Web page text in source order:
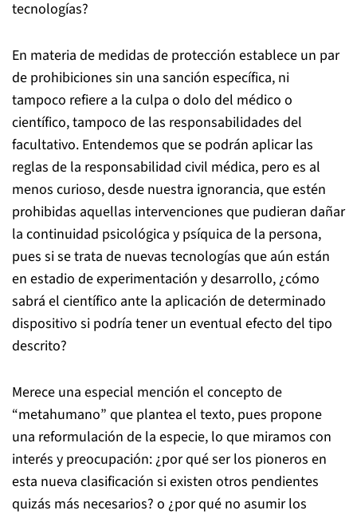
tecnologías?
En materia de medidas de protección establece un par
de prohibiciones sin una sanción específica, ni
tampoco refiere a la culpa o dolo del médico o
científico, tampoco de las responsabilidades del
facultativo. Entendemos que se podrán aplicar las
reglas de la responsabilidad civil médica, pero es al
menos curioso, desde nuestra ignorancia, que estén
prohibidas aquellas intervenciones que pudieran dañar
la continuidad psicológica y psíquica de la persona,
pues si se trata de nuevas tecnologías que aún están
en estadio de experimentación y desarrollo, ¿cómo
sabrá el científico ante la aplicación de determinado
dispositivo si podría tener un eventual efecto del tipo
descrito?
Merece una especial mención el concepto de
“metahumano” que plantea el texto, pues propone
una reformulación de la especie, lo que miramos con
interés y preocupación: ¿por qué ser los pioneros en
esta nueva clasificación si existen otros pendientes
quizás más necesarios? o ¿por qué no asumir los